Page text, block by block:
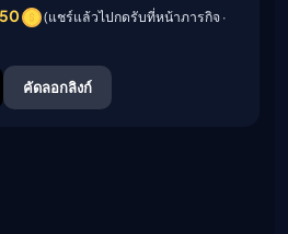
50
(แชร์แล้วไปกดรับที่หน้าภารกิจ ·
คัดลอกลิงก์